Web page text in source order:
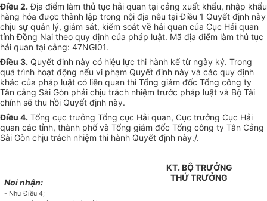
Điều 2. Địa điểm làm thủ tục hải quan tại cảng xuất khẩu, nhập khẩu
hàng hóa được thành lập trong nội địa nêu tại Điều 1 Quyết định này
chịu sự quản lý, giám sát, kiểm soát về hải quan của Cục Hải quan
tỉnh Đồng Nai theo quy định của pháp luật. Mã địa điểm làm thủ tục
hải quan tại cảng: 47NGI01.
Điều 3. Quyết định này có hiệu lực thi hành kể từ ngày ký. Trong
quá trình hoạt động nếu vi phạm Quyết định này và các quy định
khác của pháp luật có liên quan thì Tổng giám đốc Tổng công ty
Tân cảng Sài Gòn phải chịu trách nhiệm trước pháp luật và Bộ Tài
chính sẽ thu hồi Quyết định này.
Điều 4. Tổng cục trưởng Tổng cục Hải quan, Cục trưởng Cục Hải
quan các tỉnh, thành phố và Tổng giám đốc Tổng công ty Tân Cảng
Sài Gòn chịu trách nhiệm thi hành Quyết định này./.
Nơi nhận:
- Như Điều 4;
KT. BỘ TRƯỞNG
THỨ TRƯỞNG